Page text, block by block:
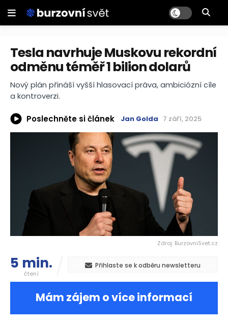
Tesla navrhuje Muskovu rekordní
odměnu téměř 1 bilion dolarů
Nový plán přináší vyšší hlasovací práva, ambiciózní cíle
a kontroverzi.
Poslechněte si článek Jan Golda 7 září, 2025
Zdroj: BurzovniSvet.cz
5 min.
čtení
Přihlaste se k odběru newsletteru
Mám zájem o více informací